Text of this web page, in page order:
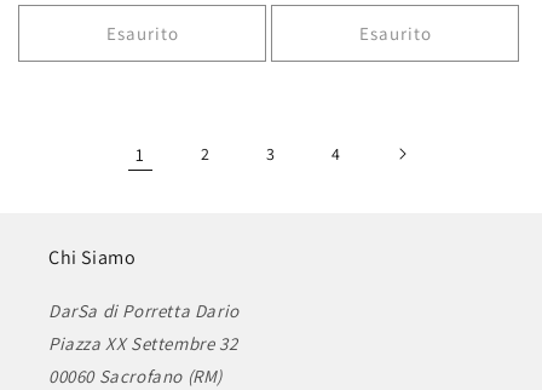
listino
Esaurito
listino
Esaurito
1 2 3 4
Chi Siamo
DarSa di Porretta Dario
Piazza XX Settembre 32
00060 Sacrofano (RM)